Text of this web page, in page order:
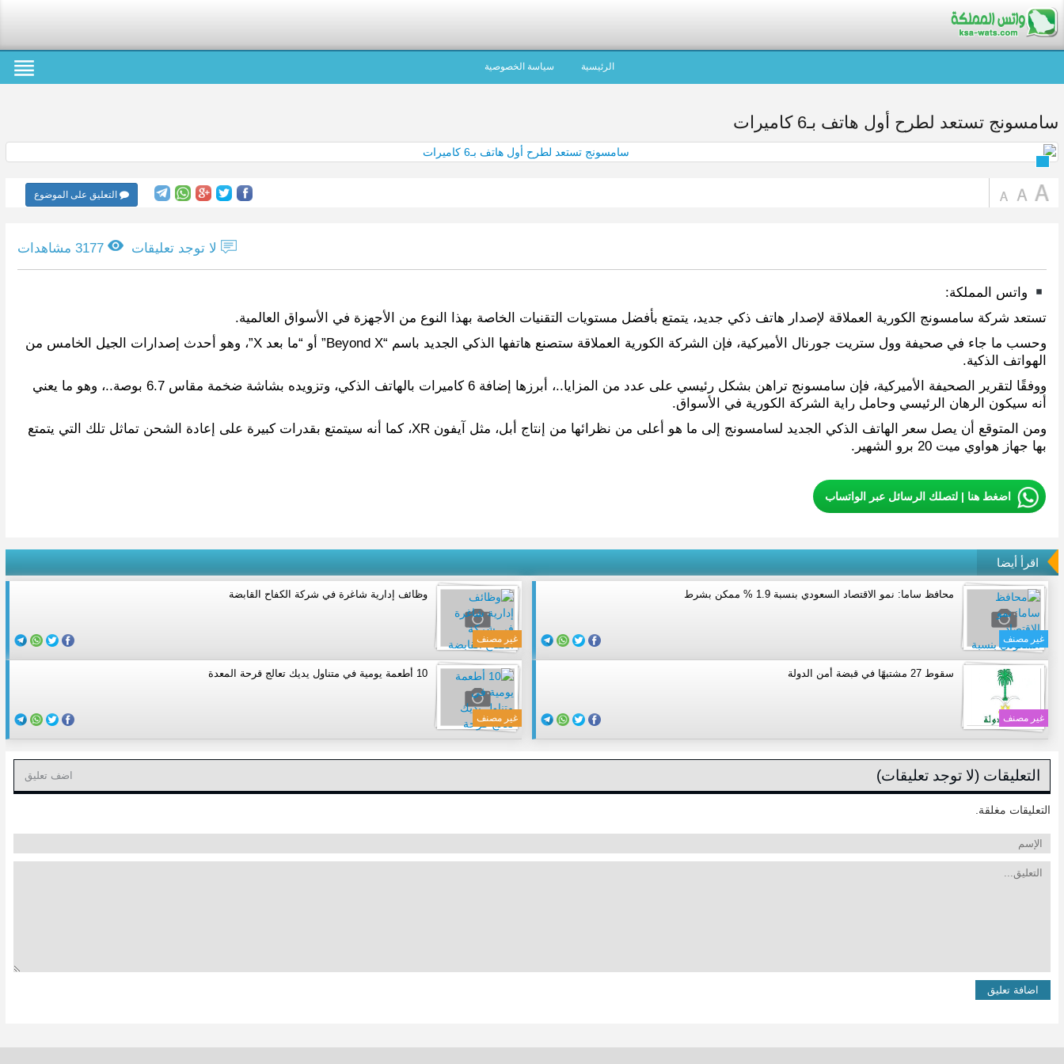
الرئيسية سياسة الخصوصية
سامسونج تستعد لطرح أول هاتف بـ6 كاميرات
التعليق على الموضوع
لا توجد تعليقات 3177 مشاهدات
واتس المملكة:
تستعد شركة سامسونج الكورية العملاقة لإصدار هاتف ذكي جديد، يتمتع بأفضل مستويات التقنيات الخاصة بهذا النوع من الأجهزة في الأسواق العالمية.
وحسب ما جاء في صحيفة وول ستريت جورنال الأميركية، فإن الشركة الكورية العملاقة ستصنع هاتفها الذكي الجديد باسم “Beyond X” أو “ما بعد X”، وهو أحدث إصدارات الجيل الخامس من
الهواتف الذكية.
ووفقًا لتقرير الصحيفة الأميركية، فإن سامسونج تراهن بشكل رئيسي على عدد من المزايا..، أبرزها إضافة 6 كاميرات بالهاتف الذكي، وتزويده بشاشة ضخمة مقاس 6.7 بوصة..، وهو ما يعني
أنه سيكون الرهان الرئيسي وحامل راية الشركة الكورية في الأسواق.
ومن المتوقع أن يصل سعر الهاتف الذكي الجديد لسامسونج إلى ما هو أعلى من نظرائها من إنتاج أبل، مثل آيفون XR، كما أنه سيتمتع بقدرات كبيرة على إعادة الشحن تماثل تلك التي يتمتع
بها جهاز هواوي ميت 20 برو الشهير.
اضغط هنا | لتصلك الرسائل عبر الواتساب
اقرأ أيضا
غير مصنف
محافظ ساما: نمو الاقتصاد السعودي بنسبة 1.9 % ممكن بشرط
غير مصنف
وظائف إدارية شاغرة في شركة الكفاح القابضة
غير مصنف
سقوط 27 مشتبهًا في قبضة أمن الدولة
غير مصنف
10 أطعمة يومية في متناول يديك تعالج قرحة المعدة
التعليقات (لا توجد تعليقات) اضف تعليق
التعليقات مغلقة.